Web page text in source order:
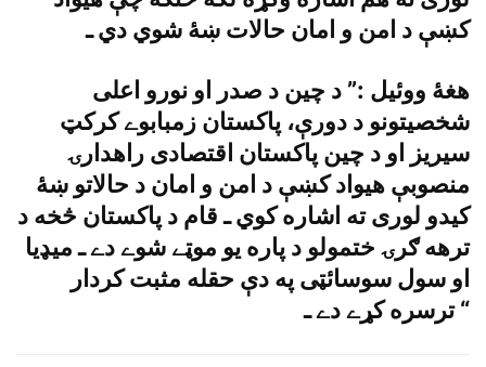
کښې د امن و امان حالات ښۀ شوي دي ـ
هغۀ ووئيل :” د چين د صدر او نورو اعلى
شخصيتونو د دورې، پاکستان زمبابوے کرکټ
سيريز او د چين پاکستان اقتصادى راهدارۍ
منصوبې هيواد کښې د امن و امان د حالاتو ښۀ
کيدو لورى ته اشاره کوي ـ قام د پاکستان څخه د
ترهه ګرۍ ختمولو د پاره يو موټے شوے دے ـ ميډيا
او سول سوسائټى په دې حقله مثبت کردار
ترسره کړے دے ـ “